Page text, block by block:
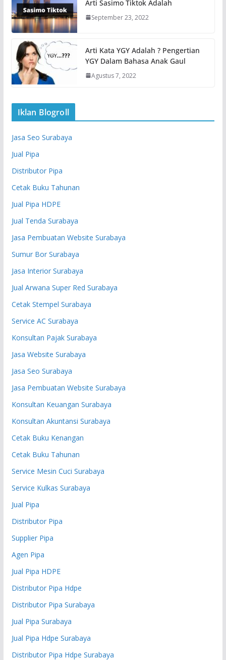
Arti Sasimo Tiktok Adalah
September 23, 2022
Arti Kata YGY Adalah ? Pengertian
YGY Dalam Bahasa Anak Gaul
Agustus 7, 2022
Iklan Blogroll
Jasa Seo Surabaya
Jual Pipa
Distributor Pipa
Cetak Buku Tahunan
Jual Pipa HDPE
Jual Tenda Surabaya
Jasa Pembuatan Website Surabaya
Sumur Bor Surabaya
Jasa Interior Surabaya
Jual Arwana Super Red Surabaya
Cetak Stempel Surabaya
Service AC Surabaya
Konsultan Pajak Surabaya
Jasa Website Surabaya
Jasa Seo Surabaya
Jasa Pembuatan Website Surabaya
Konsultan Keuangan Surabaya
Konsultan Akuntansi Surabaya
Cetak Buku Kenangan
Cetak Buku Tahunan
Service Mesin Cuci Surabaya
Service Kulkas Surabaya
Jual Pipa
Distributor Pipa
Supplier Pipa
Agen Pipa
Jual Pipa HDPE
Distributor Pipa Hdpe
Distributor Pipa Surabaya
Jual Pipa Surabaya
Jual Pipa Hdpe Surabaya
Distributor Pipa Hdpe Surabaya